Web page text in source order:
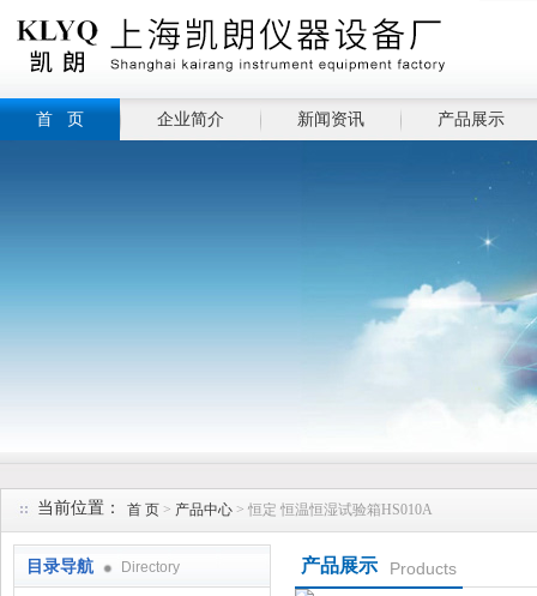
首 页 企业简介 新闻资讯 产品展示
当前位置： 首 页 > 产品中心 > 恒定 恒温恒湿试验箱HS010A
目录导航 Directory 产品展示 Products